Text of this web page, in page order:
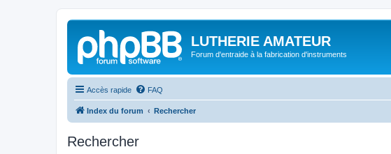
LUTHERIE AMATEUR
Forum d'entraide à la fabrication d'instruments
Accès rapide FAQ
Index du forum Rechercher
Rechercher